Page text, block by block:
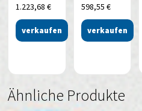
1.223,68€
verkaufen
598,55 €
verkaufen
Ähnliche Produkte